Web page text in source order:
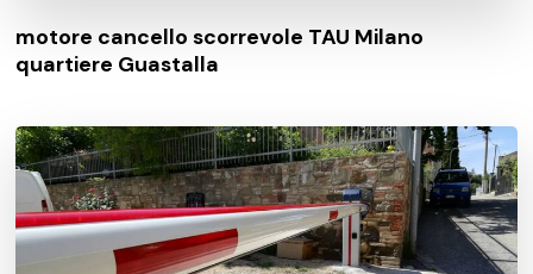
motore cancello scorrevole TAU Milano
quartiere Guastalla